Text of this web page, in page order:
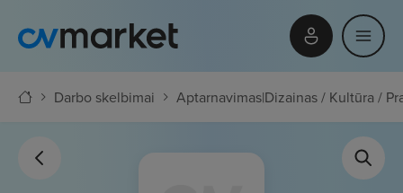
Darbo skelbimai Aptarnavimas|Dizainas / Kultūra /